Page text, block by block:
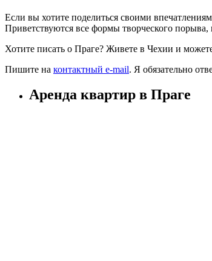
Если вы хотите поделиться своими
Приветствуются все формы творческого
Хотите писать о Праге? Живете в Чехии и
Пишите на контактный e-mail. Я обязательно
Аренда квартир в Праге